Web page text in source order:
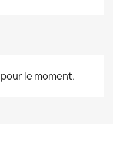
le moment.